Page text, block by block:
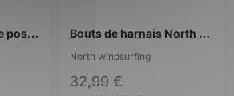
Sangle de rechange posi-lock buckle Dakine Bouts de harnais North windsurfing fixed harness line
North windsurfing
32,99 €